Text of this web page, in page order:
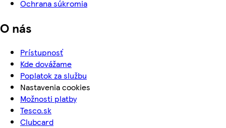
Ochrana súkromia
O nás
Prístupnosť
Kde dovážame
Poplatok za službu
Nastavenia cookies
Možnosti platby
Tesco.sk
Clubcard